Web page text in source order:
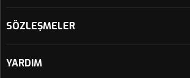
SÖZLEŞMELER
YARDIM